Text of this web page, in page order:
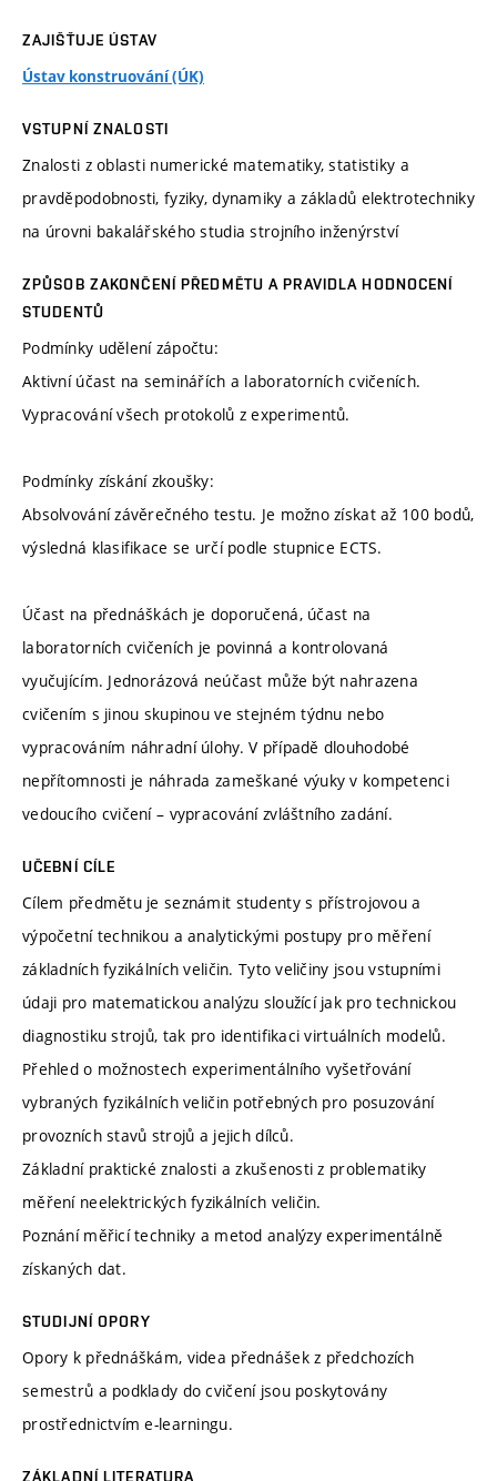
ZAJIŠŤUJE ÚSTAV
Ústav konstruování (ÚK)
VSTUPNÍ ZNALOSTI
Znalosti z oblasti numerické matematiky, statistiky a
pravděpodobnosti, fyziky, dynamiky a základů elektrotechniky
na úrovni bakalářského studia strojního inženýrství
ZPŮSOB ZAKONČENÍ PŘEDMĚTU A PRAVIDLA HODNOCENÍ
STUDENTŮ
Podmínky udělení zápočtu:
Aktivní účast na seminářích a laboratorních cvičeních.
Vypracování všech protokolů z experimentů.
Podmínky získání zkoušky:
Absolvování závěrečného testu. Je možno získat až 100 bodů,
výsledná klasifikace se určí podle stupnice ECTS.
Účast na přednáškách je doporučená, účast na
laboratorních cvičeních je povinná a kontrolovaná
vyučujícím. Jednorázová neúčast může být nahrazena
cvičením s jinou skupinou ve stejném týdnu nebo
vypracováním náhradní úlohy. V případě dlouhodobé
nepřítomnosti je náhrada zameškané výuky v kompetenci
vedoucího cvičení – vypracování zvláštního zadání.
UČEBNÍ CÍLE
Cílem předmětu je seznámit studenty s přístrojovou a
výpočetní technikou a analytickými postupy pro měření
základních fyzikálních veličin. Tyto veličiny jsou vstupními
údaji pro matematickou analýzu sloužící jak pro technickou
diagnostiku strojů, tak pro identifikaci virtuálních modelů.
Přehled o možnostech experimentálního vyšetřování
vybraných fyzikálních veličin potřebných pro posuzování
provozních stavů strojů a jejich dílců.
Základní praktické znalosti a zkušenosti z problematiky
měření neelektrických fyzikálních veličin.
Poznání měřicí techniky a metod analýzy experimentálně
získaných dat.
STUDIJNÍ OPORY
Opory k přednáškám, videa přednášek z předchozích
semestrů a podklady do cvičení jsou poskytovány
prostřednictvím e-learningu.
ZÁKLADNÍ LITERATURA